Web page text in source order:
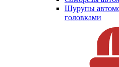
Шурупы
головками